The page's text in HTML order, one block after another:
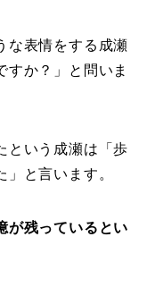
な表情をする成瀬
すか？」と問いま
という成瀬は「歩
と言います。
が残っているとい